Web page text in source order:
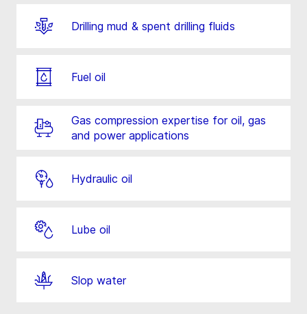
Drilling mud & spent drilling fluids
Fuel oil
Gas compression expertise for oil, gas
and power applications
Hydraulic oil
Lube oil
Slop water